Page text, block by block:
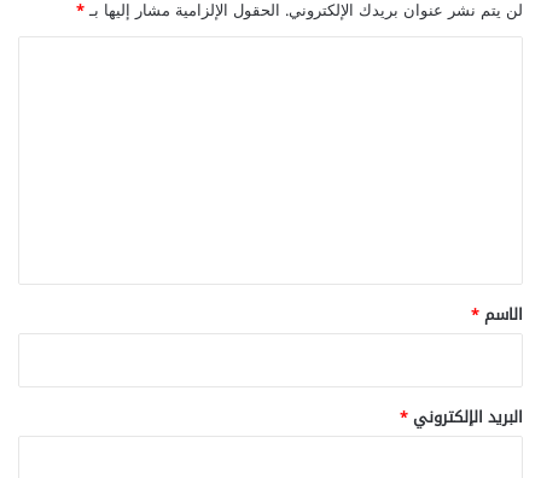
لن يتم نشر عنوان بريدك الإلكتروني. الحقول الإلزامية مشار إليها بـ*
*
الاسم*
البريد الإلكتروني*